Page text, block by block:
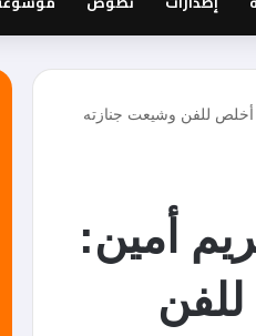
أخلص للفن وشيعت جنازته
أمين:
للفن